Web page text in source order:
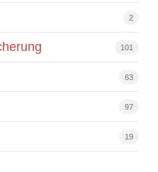
2
101
63
97
19